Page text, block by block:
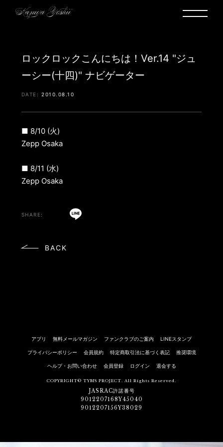
ロックロックこんにちは！Ver.14 "ジュ
ーシー(十四)" ナビゲーター
2010.08.10
■ 8/10 (火)
Zepp Osaka
■ 8/11 (水)
Zepp Osaka
BACK
アプリ 無料メールマガジン ファンクラブのご案内 LINEスタンプ
プライバシーポリシー 会員規約 特定商取引法に基づく表記 推奨環境
ヘルプ・お問い合わせ 会員登録 ログイン 退会する
COPYRIGHT© TYMS PROJECT. All Rights Reserved.
JASRAC許諾番号
9012207168Y45040
9012207156Y38029